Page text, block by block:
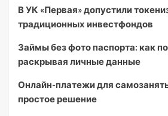
В УК «Первая» допустили
традиционных инвестфондов
Займы без фото паспорта: как
раскрывая личные данные
Онлайн-платежи для
простое решение